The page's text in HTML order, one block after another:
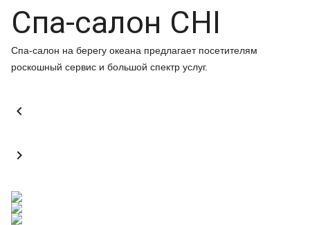
Спа-салон CHI
Спа-салон на берегу океана предлагает посетителям
роскошный сервис и большой спектр услуг.

